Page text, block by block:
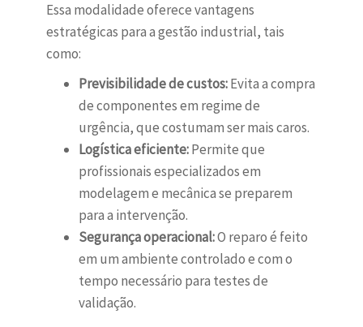
Essa modalidade oferece vantagens
estratégicas para a gestão industrial, tais
como:
Previsibilidade de custos:Evita a compra
de componentes em regime de
urgência, que costumam ser mais caros.
Logística eficiente:Permite que
profissionais especializados em
modelagem e mecânica se preparem
para a intervenção.
Segurança operacional:O reparo é feito
em um ambiente controlado e com o
tempo necessário para testes de
validação.